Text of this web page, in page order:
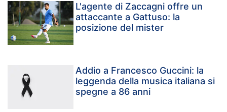
L'agente di Zaccagni offre un
attaccante a Gattuso: la
posizione del mister
Addio a Francesco Guccini: la
leggenda della musica italiana si
spegne a 86 anni